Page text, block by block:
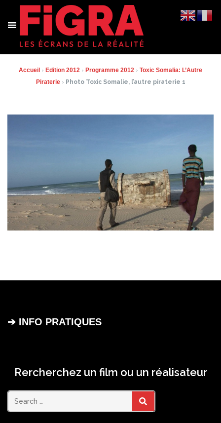
contenu
Accueil › Edition 2012 › Programme 2012 › Toxic Somalia: L’Autre
Piraterie› Photo Toxic Somalie, l’autre piraterie 1
➔ INFO PRATIQUES
Rercherchez un film ou un réalisateur
Search SEARCH